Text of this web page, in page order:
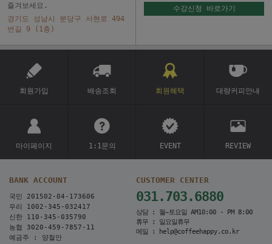
즐겨보세요.
경기도 성남시 분당구 서현로 494
번길 9 (1층)
수강신청 바로가기
회원가입 배송조회 회원혜택 대량커피안내
마이페이지 1:1문의 EVENT REVIEW
BANK ACCOUNT
국민 201502-04-173606
우리 1002-345-032417
신한 110-345-035790
농협 3020-459-7857-11
예금주 : 양철안
CUSTOMER CENTER
031.703.6880
상담 : 월~토요일 AM10:00 - PM 8:00
휴무 : 일요일휴무
메일 : help@coffeehappy.co.kr